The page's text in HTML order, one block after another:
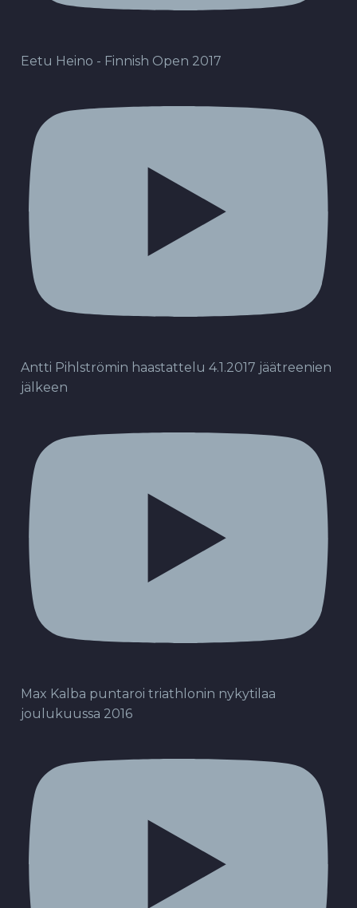
Eetu Heino - Finnish Open 2017
Antti Pihlströmin haastattelu 4.1.2017 jäätreenien
jälkeen
Max Kalba puntaroi triathlonin nykytilaa
joulukuussa 2016